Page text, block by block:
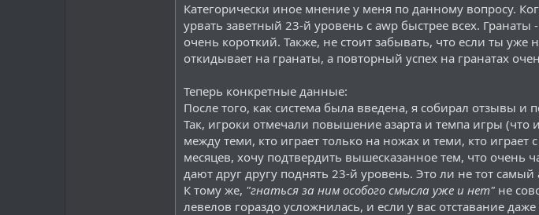
Всё таки за возврат старой очерёдности оружия
Категорически иное мнение у меня по данному вопросу.
урвать заветный 23-й уровень с awp быстрее всех.
очень короткий. Также, не стоит забывать, что если ты уже
откидывает на гранаты, а повторный успех на гранатах
Теперь конкретные данные:
После того, как система была введена, я собирал отзывы и
Так, игроки отмечали повышение азарта и темпа игры
между теми, кто играет только на ножах и теми, кто играет
месяцев, хочу подтвердить вышесказанное тем, что очень
дают друг другу поднять 23-й уровень. Это ли не тот
К тому же, "гнаться за ним особого смысла уже и нет" не
левелов гораздо усложнилась, и если у вас отставание